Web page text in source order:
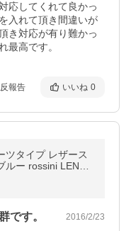
応してくれて良かっ
入れて頂き間違いが
き対応が有り難かっ
最高です。
報告 いいね 0
ツタイプ レザース
ー rossini LEN10
製
です。 2016/2/23